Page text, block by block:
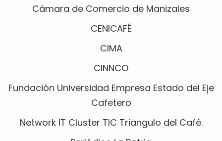
Cámara de Comercio de Manizales
CENICAFÉ
CIMA
CINNCO
Fundación Universidad Empresa Estado del Eje
Cafetero
Network IT Cluster TIC Triangulo del Café.